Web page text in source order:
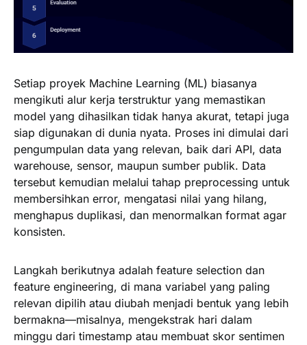
Setiap proyek Machine Learning (ML) biasanya
mengikuti alur kerja terstruktur yang memastikan
model yang dihasilkan tidak hanya akurat, tetapi juga
siap digunakan di dunia nyata. Proses ini dimulai dari
pengumpulan data yang relevan, baik dari API, data
warehouse, sensor, maupun sumber publik. Data
tersebut kemudian melalui tahap preprocessing untuk
membersihkan error, mengatasi nilai yang hilang,
menghapus duplikasi, dan menormalkan format agar
konsisten.
Langkah berikutnya adalah feature selection dan
feature engineering, di mana variabel yang paling
relevan dipilih atau diubah menjadi bentuk yang lebih
bermakna—misalnya, mengekstrak hari dalam
minggu dari timestamp atau membuat skor sentimen